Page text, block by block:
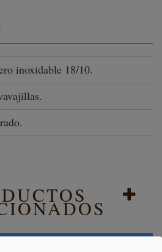
inoxidable 18/10.